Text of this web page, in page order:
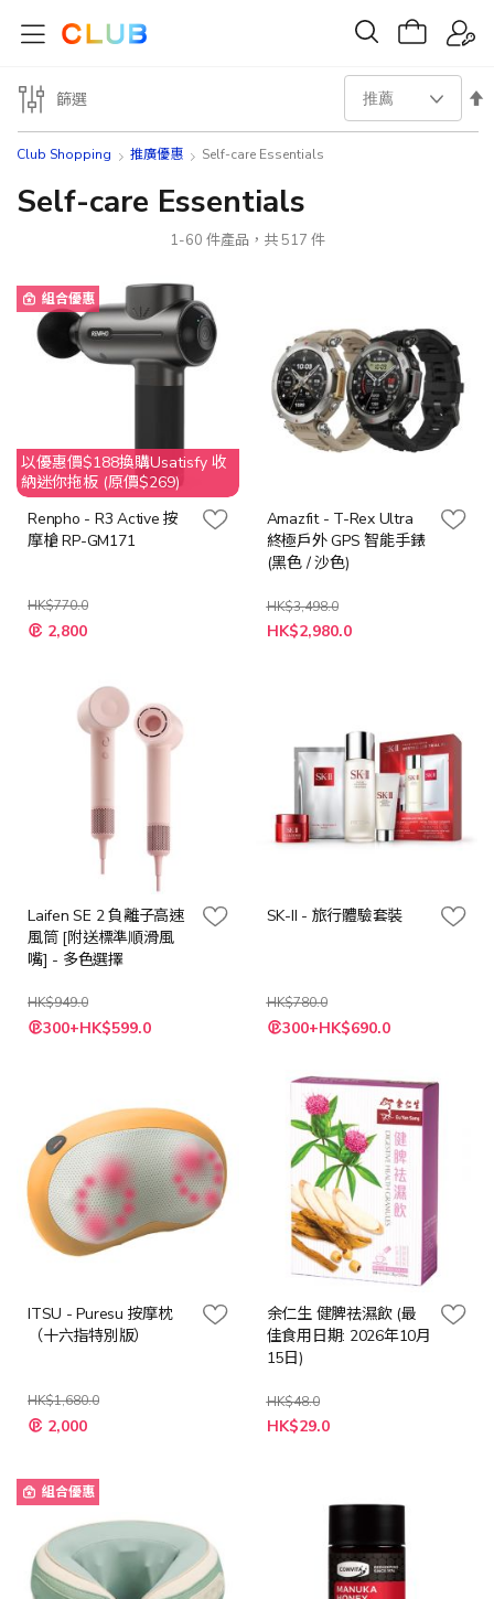
Club Shopping 推廣優惠 Self-care Essentials
Self-care Essentials
1-60 件產品，共517 件
設
組合優惠
以優惠價$188換購Usatisfy 收
納迷你拖板 (原價$269)
Renpho - R3 Active 按
摩槍 RP-GM171
HK$770.0
特
殊 2,800
Amazfit - T-Rex Ultra
終極戶外 GPS 智能手錶
(黑色 / 沙色)
HK$3,498.0
HK$2,980.0
Laifen SE 2 負離子高速
風筒 [附送標準順滑風
嘴] - 多色選擇
HK$949.0
300+HK$599.0
SK-II - 旅行體驗套裝
HK$780.0
特
殊 300+HK$690.0
ITSU - Puresu 按摩枕
（十六指特別版）
HK$1,680.0
特
殊 2,000
余仁生 健脾祛濕飲 (最
佳食用日期: 2026年10月
15日)
HK$48.0
特
殊
HK$29.0
組合優惠
篩選